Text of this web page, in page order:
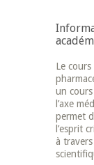
Le
un
l’axe
permet
l’esprit
à travers